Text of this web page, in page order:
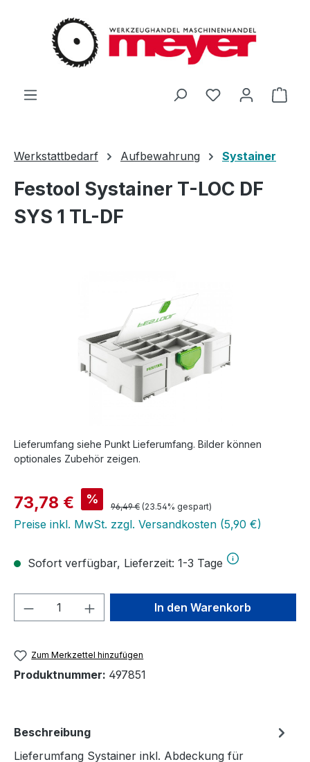
Zum Hauptinhalt springen
Du hast 0
Werkstattbedarf Aufbewahrung Systainer
Festool Systainer T-LOC DF
SYS 1 TL-DF
Lieferumfang siehe Punkt Lieferumfang. Bilder können
optionales Zubehör zeigen.
Verkaufspreis:
73,78 € % Regulärer Preis:
96,49 € (23.54% gespart)
Preise inkl. MwSt. zzgl. Versandkosten (5,90 €)
Sofort verfügbar, Lieferzeit: 1-3 Tage
Produkt Anzahl: Gib denIn den Warenkorb
Zum Merkzettel hinzufügen
Produktnummer: 497851
Beschreibung
Lieferumfang Systainer inkl. Abdeckung für